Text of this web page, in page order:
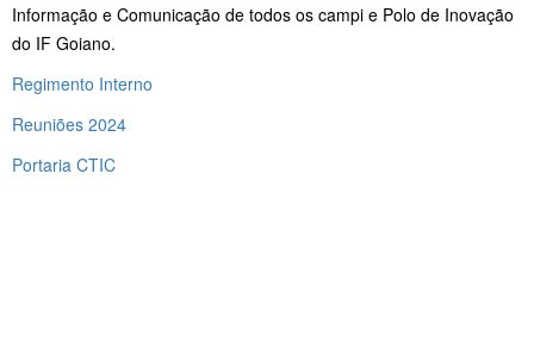
Informação e Comunicação de todos os campi e Polo de Inovação
do IF Goiano.
Regimento Interno
Reuniões 2024
Portaria CTIC